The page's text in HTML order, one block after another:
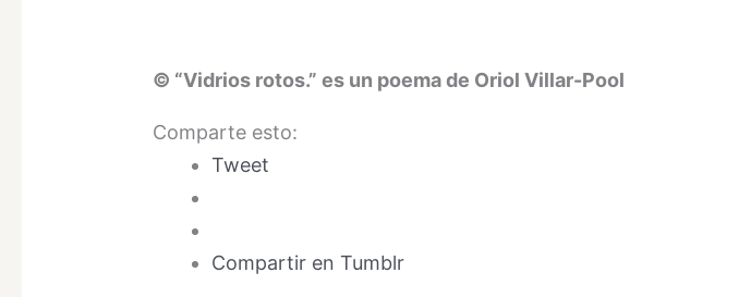
© “Vidrios rotos.” es un poema de Oriol Villar-Pool
Comparte esto:
Tweet
Compartir en Tumblr